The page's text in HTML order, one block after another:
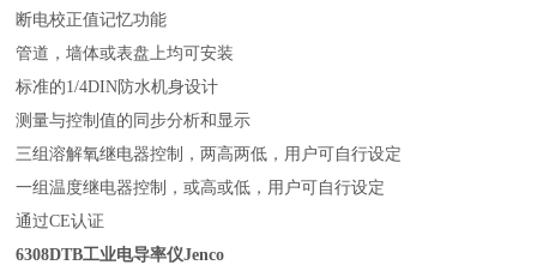
断电校正值记忆功能
管道，墙体或表盘上均可安装
标准的1/4DIN防水机身设计
测量与控制值的同步分析和显示
三组溶解氧继电器控制，两高两低，用户可自行设定
一组温度继电器控制，或高或低，用户可自行设定
通过CE认证
6308DTB工业电导率仪Jenco